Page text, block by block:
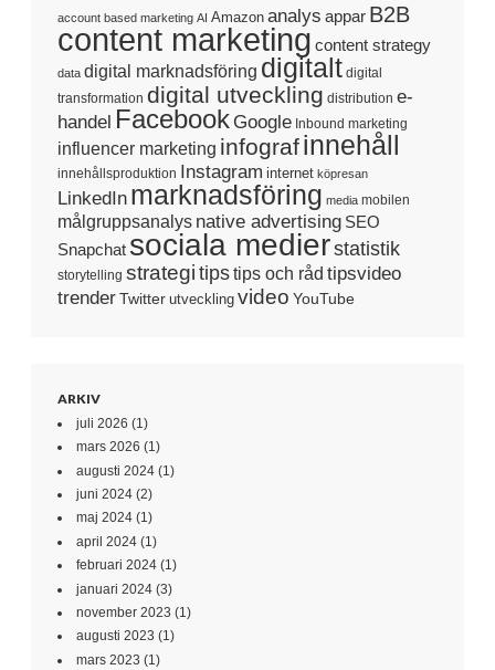
account based marketing AI Amazon analys appar B2B
content marketing content strategy
data digital marknadsföring digitalt digital
transformation digital utveckling distribution e-
handel Facebook Google Inbound marketing
influencer marketing infografinnehåll
innehållsproduktion Instagram internet köpresan
LinkedIn marknadsföring media mobilen
målgruppsanalys native advertising SEO
Snapchat sociala medierstatistik
storytelling strategi tipstips och råd tipsvideo
trenderTwitter utveckling video YouTube
ARKIV
juli 2026 (1)
mars 2026 (1)
augusti 2024 (1)
juni 2024 (2)
maj 2024 (1)
april 2024 (1)
februari 2024 (1)
januari 2024 (3)
november 2023 (1)
augusti 2023 (1)
mars 2023 (1)